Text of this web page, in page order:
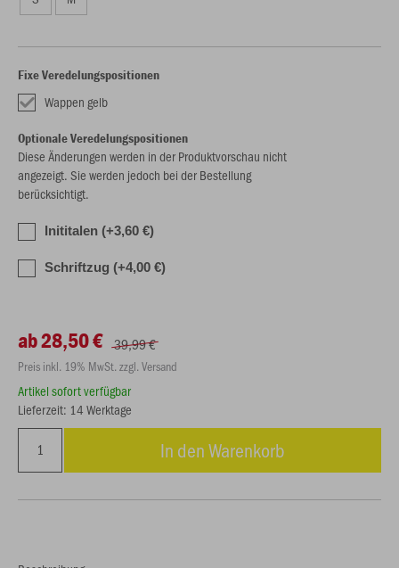
Fixe Veredelungspositionen
Wappen gelb
Optionale Veredelungspositionen
Diese Änderungen werden in der Produktvorschau nicht
angezeigt. Sie werden jedoch bei der Bestellung
berücksichtigt.
Inititalen (+3,60 €)
Schriftzug (+4,00 €)
ab 28,50 € 39,99 €
Preis inkl. 19% MwSt. zzgl. Versand
Artikel sofort verfügbar
Lieferzeit: 14 Werktage
In den Warenkorb